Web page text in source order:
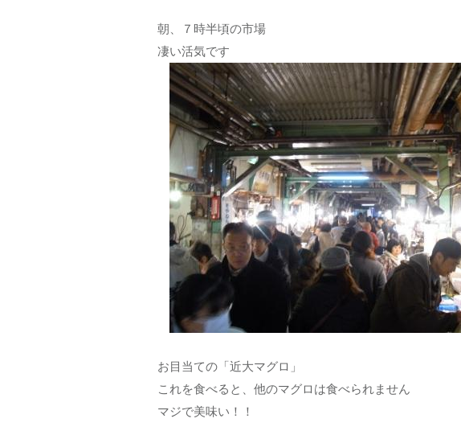
朝、７時半頃の市場
凄い活気です
お目当ての「近大マグロ」
これを食べると、他のマグロは食べられません
マジで美味い！！